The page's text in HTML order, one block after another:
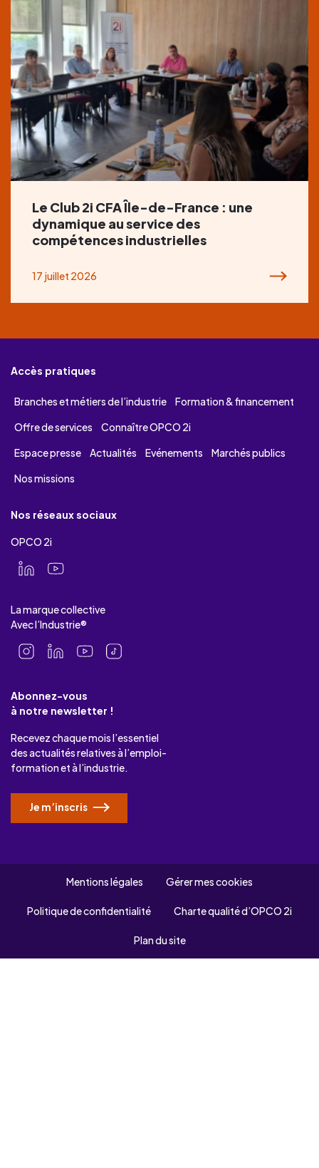
Le Club 2i CFA Île-de-France : une
dynamique au service des
compétences industrielles
17 juillet 2026
Accès pratiques
Branches et métiers de l’industrie
Formation & financement
Offre de services
Connaître OPCO 2i
Espace presse
Actualités Evénements
Marchés publics
Nos missions
Nos réseaux sociaux
OPCO 2i
La marque collective
Avec l’Industrie®
Abonnez-vous
à notre newsletter !
Recevez chaque mois l’essentiel
des actualités relatives à l’emploi-
formation et à l’industrie.
Je m’inscris
Mentions légales Gérer mes cookies
Politique de confidentialité Charte qualité d’OPCO 2i
Plan du site